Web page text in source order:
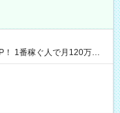
1番稼ぐ人で月120万ほ
1日150個配達×25日勤務